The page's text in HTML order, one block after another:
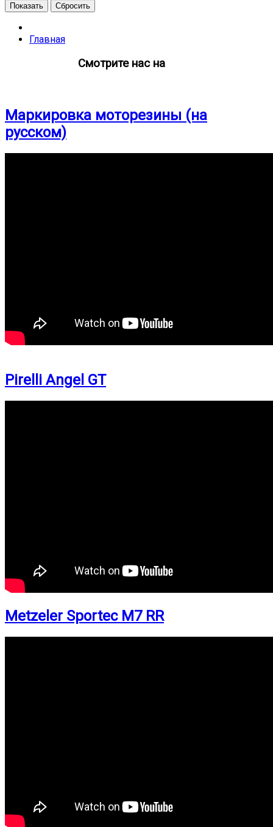
Показать Сбросить
Главная
Смотрите нас на
Маркировка моторезины (на
русском)
Pirelli Angel GT
Metzeler Sportec M7 RR